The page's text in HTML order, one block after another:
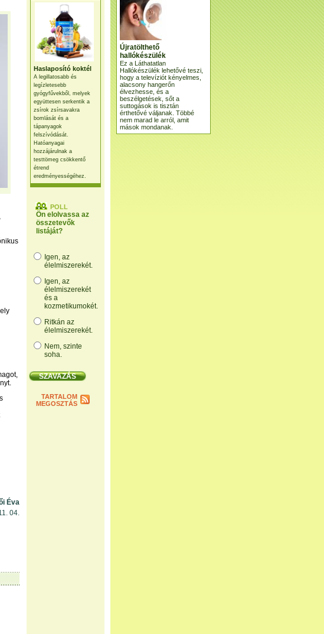
Haslaposító koktél
A legillatosabb és
legízletesebb
gyógyfűvekből, melyek
együttesen serkentik a
zsírok zsírsavakra
bomlását és a
tápanyagok
felszívódását.
Hatóanyagai
hozzájárulnak a
testtömeg csökkentő
étrend
eredményességéhez.
POLL
Ön elolvassa az
összetevők
listáját?
Igen, az
élelmiszerekét.
Igen, az
élelmiszerekét
és a
kozmetikumokét.
Ritkán az
élelmiszerekét.
Nem, szinte
soha.
TARTALOM
MEGOSZTÁS
Éva
04.
Újratölthető
hallókészülék
Ez a Láthatatlan
Hallókészülék lehetővé teszi,
hogy a televíziót kényelmes,
alacsony hangerőn
élvezhesse, és a
beszélgetések, sőt a
suttogások is tisztán
érthetővé váljanak. Többé
nem marad le arról, amit
mások mondanak.